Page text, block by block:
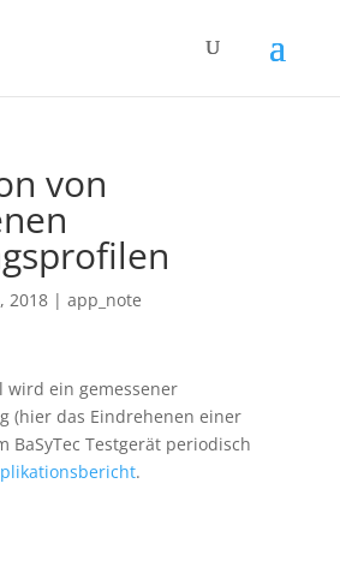
von
2018| app_note
wird ein gemessener
(hier das Eindrehenen einer
BaSyTec Testgerät periodisch
.